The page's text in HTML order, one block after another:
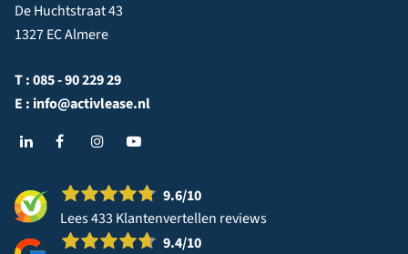
De Huchtstraat 43
1327 EC Almere
T :085 - 90 229 29
E : info@activlease.nl
9.6/10
Lees 433 Klantenvertellen reviews
9.4/10